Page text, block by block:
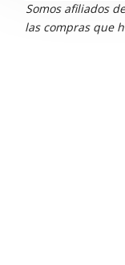
Somos afiliados
las compras que